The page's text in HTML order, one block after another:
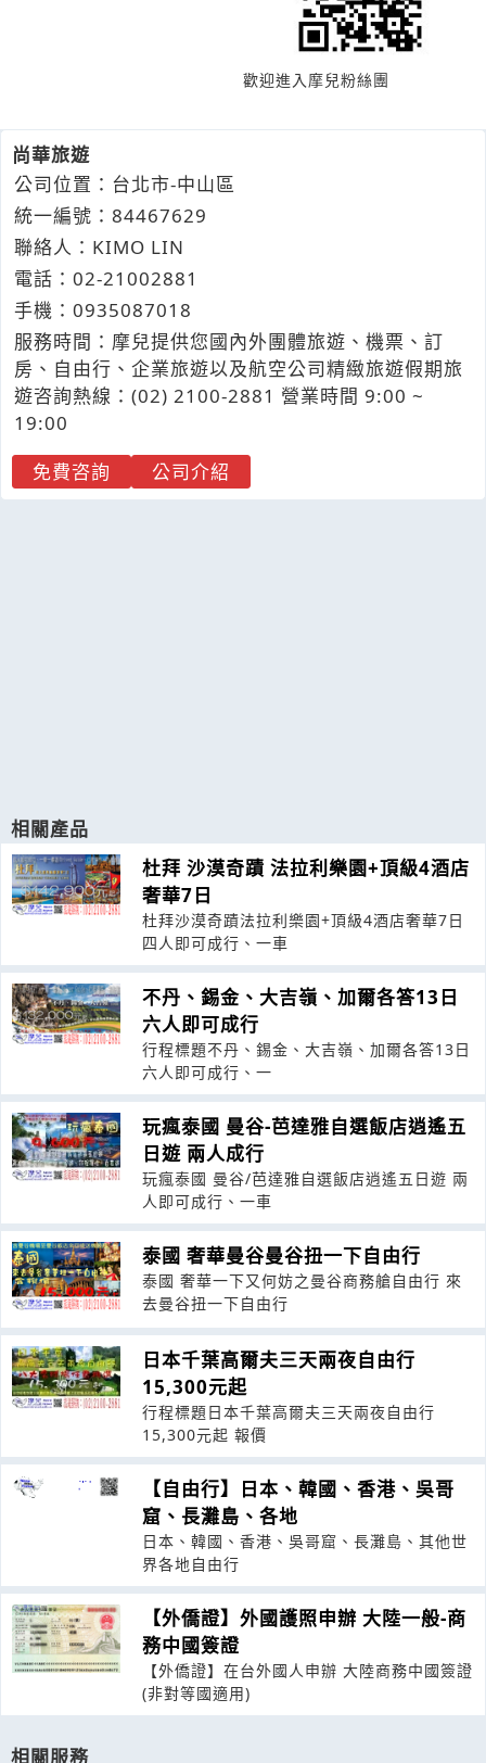
歡迎進入摩兒粉絲團
尚華旅遊
公司位置：台北市-中山區
統一編號：84467629
聯絡人：KIMO LIN
電話： 02-21 002881
手機： 0935087018
服務時間：摩兒提供您國內外團體旅遊、機票、訂
房、自由行、企業旅遊以及航空公司精緻旅遊假期旅
遊咨詢熱線：(02) 2100-2881 營業時間 9:00 ~
19:00
免費咨詢
公司介紹
相關產品
杜拜 沙漠奇蹟 法拉利樂園+頂級4酒店
奢華7日
杜拜沙漠奇蹟法拉利樂園+頂級4酒店奢華7日
四人即可成行、一車
不丹、錫金、大吉嶺、加爾各答13日
六人即可成行
行程標題不丹、錫金、大吉嶺、加爾各答13日
六人即可成行、一
玩瘋泰國 曼谷-芭達雅自選飯店逍遙五
日遊 兩人成行
玩瘋泰國 曼谷/芭達雅自選飯店逍遙五日遊 兩
人即可成行、一車
泰國 奢華曼谷曼谷扭一下自由行
泰國 奢華一下又何妨之曼谷商務艙自由行 來
去曼谷扭一下自由行
日本千葉高爾夫三天兩夜自由行
15,300元起
行程標題日本千葉高爾夫三天兩夜自由行
15,300元起 報價
【自由行】日本、韓國、香港、吳哥
窟、長灘島、各地
日本、韓國、香港、吳哥窟、長灘島、其他世
界各地自由行
【外僑證】外國護照申辦 大陸一般-商
務中國簽證
【外僑證】在台外國人申辦 大陸商務中國簽證
(非對等國適用)
相關服務